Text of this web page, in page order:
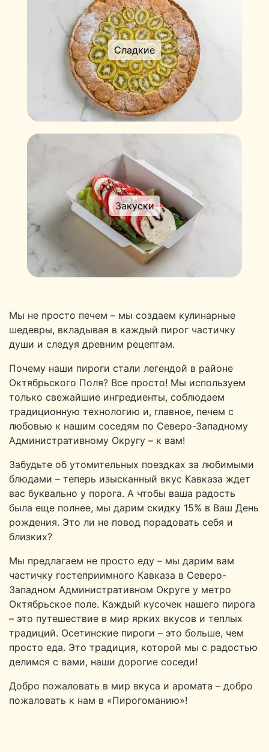
Сладкие
Закуски
Мы не просто печем – мы создаем кулинарные
шедевры, вкладывая в каждый пирог частичку
души и следуя древним рецептам.
Почему наши пироги стали легендой в районе
Октябрьского Поля? Все просто! Мы используем
только свежайшие ингредиенты, соблюдаем
традиционную технологию и, главное, печем с
любовью к нашим соседям по Северо-Западному
Административному Округу – к вам!
Забудьте об утомительных поездках за любимыми
блюдами – теперь изысканный вкус Кавказа ждет
вас буквально у порога. А чтобы ваша радость
была еще полнее, мы дарим скидку 15% в Ваш День
рождения. Это ли не повод порадовать себя и
близких?
Мы предлагаем не просто еду – мы дарим вам
частичку гостеприимного Кавказа в Северо-
Западном Административном Округе у метро
Октябрьское поле. Каждый кусочек нашего пирога
– это путешествие в мир ярких вкусов и теплых
традиций. Осетинские пироги – это больше, чем
просто еда. Это традиция, которой мы с радостью
делимся с вами, наши дорогие соседи!
Добро пожаловать в мир вкуса и аромата – добро
пожаловать к нам в «Пирогоманию»!